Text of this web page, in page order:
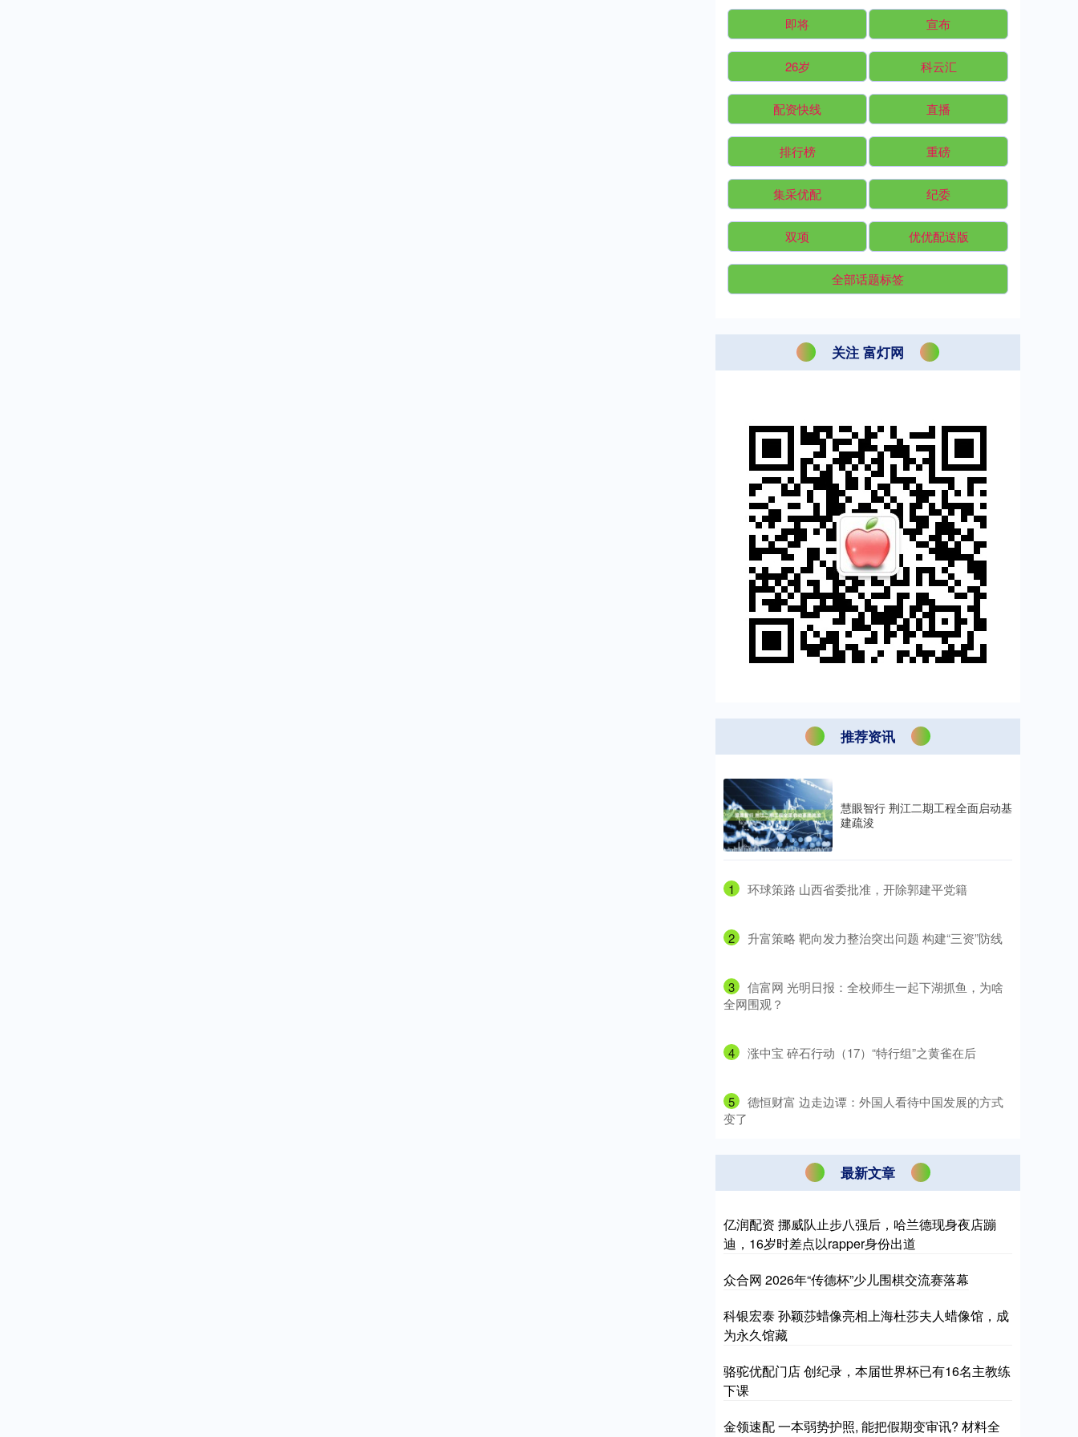
即将 宣布
26岁 科云汇
配资快线 直播
排行榜 重磅
集采优配 纪委
双项 优优配送版
全部话题标签
关注 富灯网
推荐资讯
慧眼智行 荆江二期工程全面启动基
建疏浚
1 ​环球策路 山西省委批准，开除郭建平党籍
2 ​升富策略 靶向发力整治突出问题 构建“三资”防线
3
​信富网 光明日报：全校师生一起下湖抓鱼，为啥
全网围观？
4 ​涨中宝 碎石行动（17）“特行组”之黄雀在后
5
​德恒财富 边走边谭：外国人看待中国发展的方式
变了
最新文章
亿润配资 挪威队止步八强后，哈兰德现身夜店蹦
迪，16岁时差点以rapper身份出道
众合网 2026年“传德杯”少儿围棋交流赛落幕
科银宏泰 孙颖莎蜡像亮相上海杜莎夫人蜡像馆，成
为永久馆藏
骆驼优配门店 创纪录，本届世界杯已有16名主教练
下课
金领速配 一本弱势护照, 能把假期变审讯? 材料全